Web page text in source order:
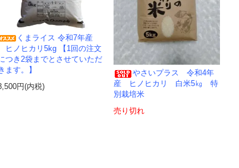
くまライス 令和7年産
ヒノヒカリ5kg 【1回の注文
つき2袋までとさせていただ
ます。】
円(内税)
やさいプラス 令和4年
産 ヒノヒカリ 白米5㎏ 特
別栽培米
売り切れ